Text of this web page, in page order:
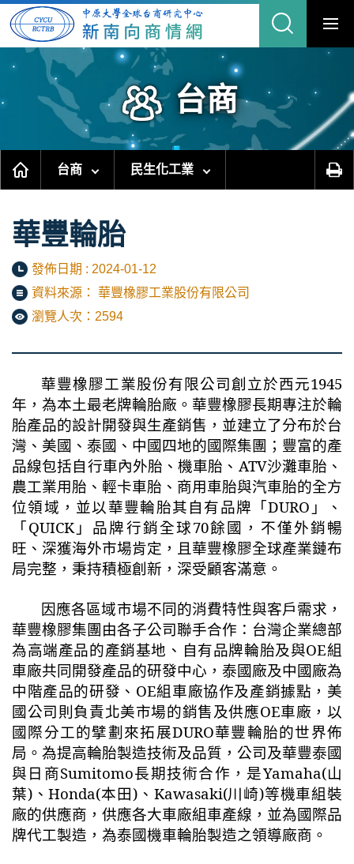
跳
主
要
台商
台商 民生化工業
華豐輪胎
發佈日期 : 2024-01-12
資料來源： 華豐橡膠工業股份有限公司
瀏覽人次：2594
華豐橡膠工業股份有限公司創立於西元1945
年，為本土最老牌輪胎廠。華豐橡膠長期專注於輪
胎產品的設計開發與生產銷售，並建立了分布於台
灣、美國、泰國、中國四地的國際集團；豐富的產
品線包括自行車內外胎、機車胎、 ATV沙灘車胎、
農工業用胎、輕卡車胎、商用車胎與汽車胎的全方
位領域，並以華豐輪胎其自有品牌「DURO 」、
「QUICK」品牌行銷全球70餘國，不僅外銷暢
旺、深獲海外市場肯定，且華豐橡膠全球產業鏈布
局完整，秉持積極創新，深受顧客滿意。
因應各區域市場不同的消費特性與客戶需求，
華豐橡膠集團由各子公司聯手合作：台灣企業總部
為高端產品的產銷基地、自有品牌輪胎及與OE組
車廠共同開發產品的研發中心，泰國廠及中國廠為
中階產品的研發、 OE組車廠協作及產銷據點，美
國公司則負責北美市場的銷售及供應OE車廠，以
國際分工的擘劃來拓展DURO華豐輪胎的世界佈
局。為提高輪胎製造技術及品質，公司及華豐泰國
與日商Sumitomo長期技術合作，是Yamaha(山
葉)、Honda(本田)、 Kawasaki(川崎)等機車組裝
廠的供應商，供應各大車廠組車產線，並為國際品
牌代工製造，為泰國機車輪胎製造之領導廠商。